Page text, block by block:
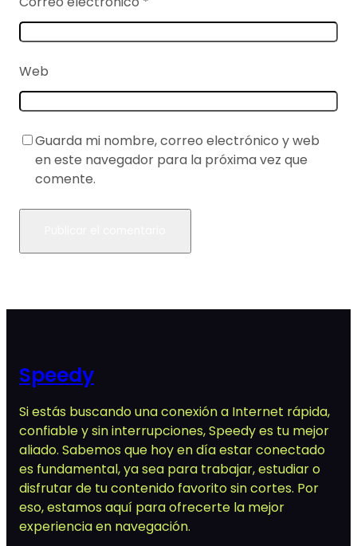
Web
Guarda mi nombre, correo electrónico y web
en este navegador para la próxima vez que
comente.
Speedy
Si estás buscando una conexión a Internet rápida,
confiable y sin interrupciones, Speedy es tu mejor
aliado. Sabemos que hoy en día estar conectado
es fundamental, ya sea para trabajar, estudiar o
disfrutar de tu contenido favorito sin cortes. Por
eso, estamos aquí para ofrecerte la mejor
experiencia en navegación.